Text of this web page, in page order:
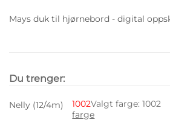
Mays duk til hjørnebord - digital
Du trenger:
Nelly (12/4m) 1002Valgt farge:1002
farge